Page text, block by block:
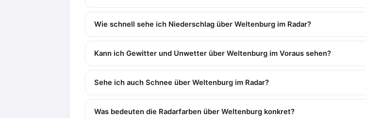
Wie schnell sehe ich Niederschlag über Weltenburg im Radar?
Kann ich Gewitter und Unwetter über Weltenburg im Voraus sehen?
Sehe ich auch Schnee über Weltenburg im Radar?
Was bedeuten die Radarfarben über Weltenburg konkret?